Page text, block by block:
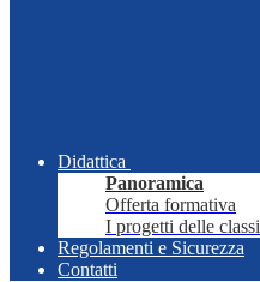
Didattica
Panoramica
Offerta formativa
I progetti delle classi
Regolamenti e Sicurezza
Contatti